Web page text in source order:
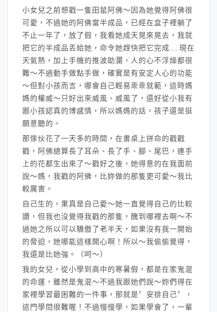
小女兒之前想戳一隻田鼠阿佛～因為她覺得阿佛很
可愛，不過她的阿佛當半成品，已經在盒子裡躺了
不止一年了，放了假，我看她成天晃來晃去，我就
把它的半成品丟給她，命令她趕快把它完成……現在
天氣熱，加上手機的推波助瀾，人的心不浮燥都很
難～不過動手做點手做，確實是有安定人心的功能
～但對小孩而言，哪會自己輕易乖乖就範，這時媽
媽的權威～只好出來威風、威風了，還好從小我有
跟小孩認真的博感情，所以媽媽的話，孩子還是挺
願意聽的。
那傢伙花了一天多的時間，在書桌上拼命的戳戳
戳，阿佛總算長了耳朵、長了手、腳、尾巴，連手
上的花都生出來了～戳好之後，她得意的在我面前
說～媽，我戳的阿佛，比妳做的那隻更可愛～我比
較厲害。
自己生的，果真是自己愛～她一直覺得自己的比較
讚，但我也沒覺得我戳的那隻，醜到哪裡去啊～不
過她之所以可以驕傲了老半天，如果沒有我一開始
的脅迫，她哪能這樣開心啊！所以～我偷偷覺得，
我還是比她強。（呵～）
我的女兒，從小學到高中的寒暑假，都是在家鬼混
的命運，雖然是鬼混～不過我跟她們說～妳們得在
家裡學習最困難的一件事，那就是〞安排自己〞，
這門學問很難喔！不過慢慢學，如果學會了，一輩